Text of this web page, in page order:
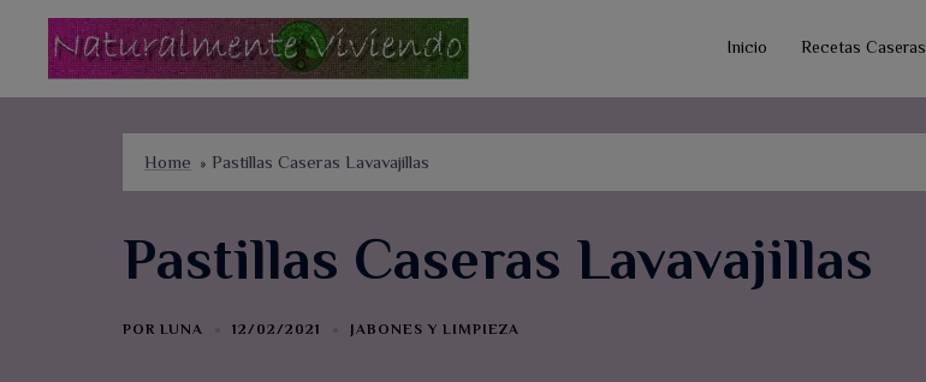
Inicio Recetas Caseras
Home » Pastillas Caseras Lavavajillas
Pastillas Caseras Lavavajillas
POR LUNA 12/02/2021 JABONES Y LIMPIEZA